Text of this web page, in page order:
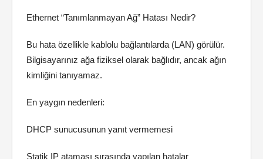
Ethernet “Tanımlanmayan Ağ” Hatası Nedir?
Bu hata özellikle kablolu bağlantılarda (LAN) görülür.
Bilgisayarınız ağa fiziksel olarak bağlıdır, ancak ağın
kimliğini tanıyamaz.
En yaygın nedenleri:
DHCP sunucusunun yanıt vermemesi
Statik IP ataması sırasında yapılan hatalar